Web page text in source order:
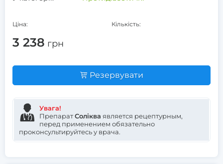
Ціна:
3 238 грн
Кількість:
Резервувати
Увага!
ПрепаратСоліква является рецептурным,
перед применением обязательно
проконсультируйтесь у врача.